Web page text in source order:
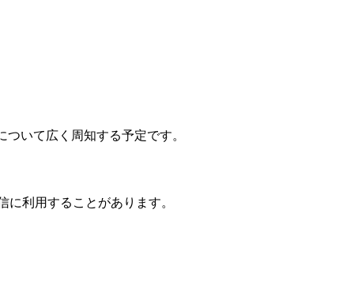
いて広く周知する予定です。
利用することがあります。